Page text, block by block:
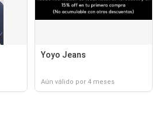
Yoyo Jeans
Aún válido por 4 meses